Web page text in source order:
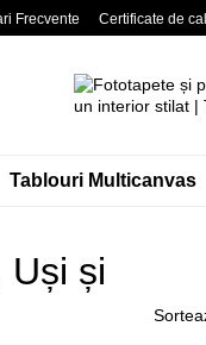
Frecvente
Certificate de
Tablouri Multicanvas
Uși și